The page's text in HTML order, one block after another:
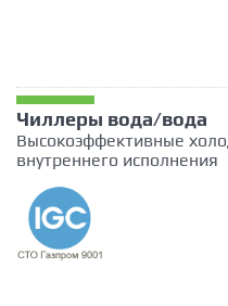
Чиллеры вода/вода
Высокоэффективные
внутреннего исполнения